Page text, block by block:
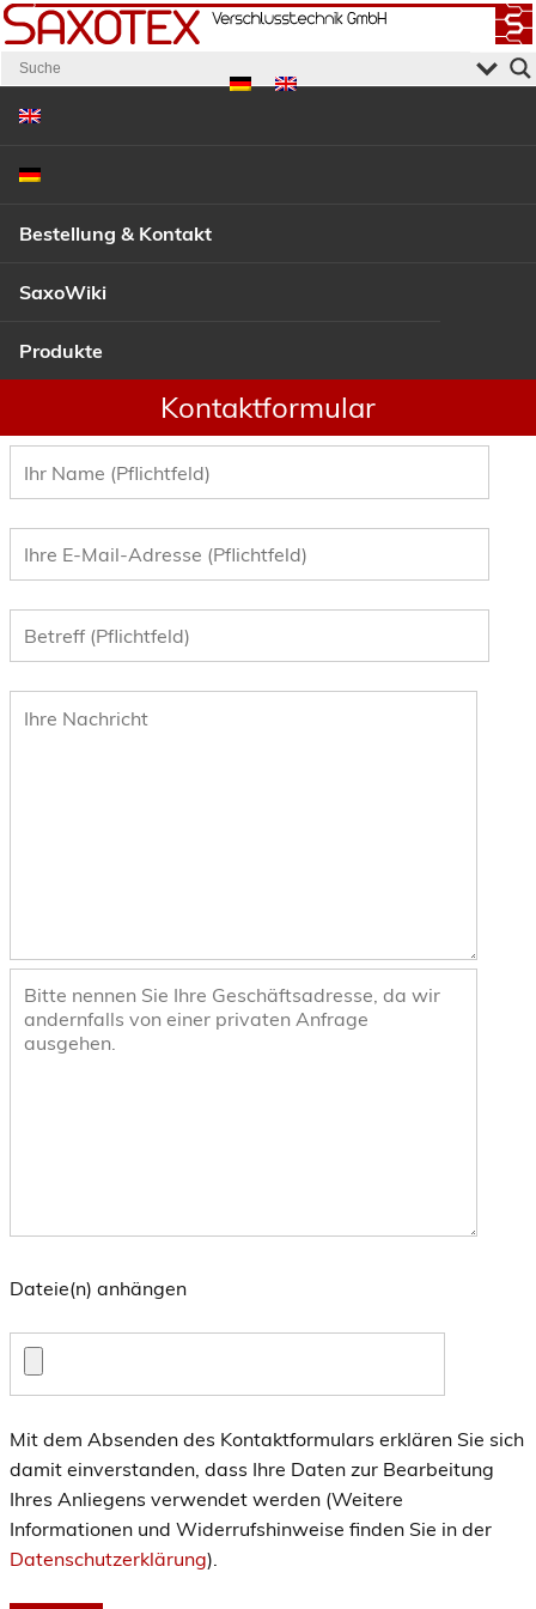
Bestellung & Kontakt
SaxoWiki
Produkte
Kontaktformular
Dateie(n) anhängen
Mit dem Absenden des Kontaktformulars erklären Sie sich
damit einverstanden, dass Ihre Daten zur Bearbeitung
Ihres Anliegens verwendet werden (Weitere
Informationen und Widerrufshinweise finden Sie in der
Datenschutzerklärung).